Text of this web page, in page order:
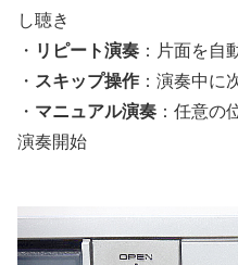
し聴き
・ リピート演奏 ：片面を自
・ スキップ操作 ：演奏中に
・ マニュアル演奏 ：任意の
演奏開始